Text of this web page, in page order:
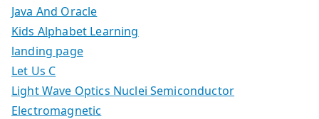
Java And Oracle
Kids Alphabet Learning
landing page
Let Us C
Light Wave Optics Nuclei Semiconductor
Electromagnetic